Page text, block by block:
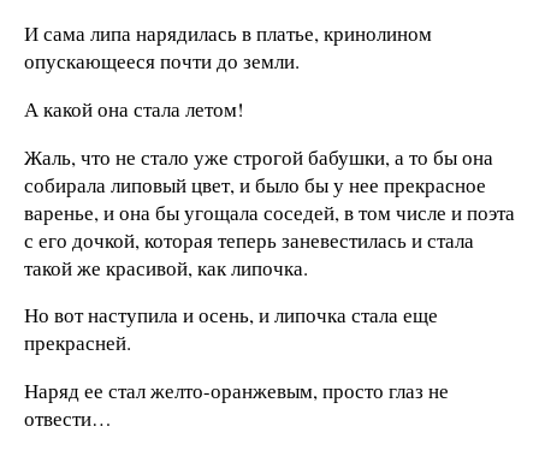
И сама липа нарядилась в платье, кринолином
опускающееся почти до земли.
А какой она стала летом!
Жаль, что не стало уже строгой бабушки, а то бы она
собирала липовый цвет, и было бы у нее прекрасное
варенье, и она бы угощала соседей, в том числе и поэта
с его дочкой, которая теперь заневестилась и стала
такой же красивой, как липочка.
Но вот наступила и осень, и липочка стала еще
прекрасней.
Наряд ее стал желто-оранжевым, просто глаз не
отвести…